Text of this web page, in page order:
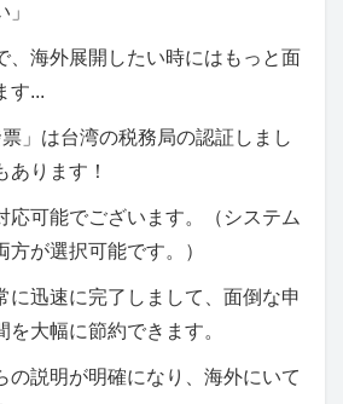
、海外展開したい時にはもっと面
す...
」は台湾の税務局の認証しまし
あります！
応可能でございます。（システム
方が選択可能です。）
に迅速に完了しまして、面倒な申
大幅に節約できます。
の説明が明確になり、海外にいて